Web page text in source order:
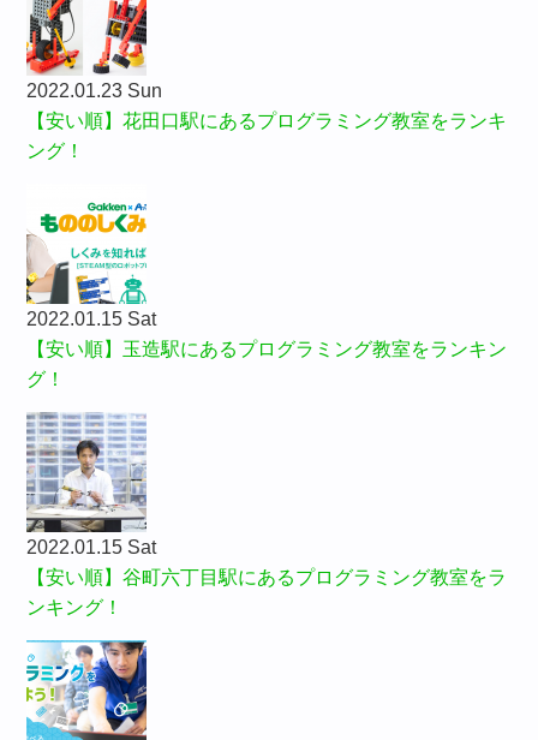
2022.01.23 Sun
【安い順】花田口駅にあるプログラミング教室をランキ
ング！
2022.01.15 Sat
【安い順】玉造駅にあるプログラミング教室をランキン
グ！
2022.01.15 Sat
【安い順】谷町六丁目駅にあるプログラミング教室をラ
ンキング！